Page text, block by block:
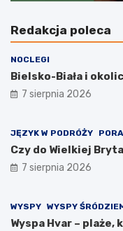
Redakcja poleca
NOCLEGI
Bielsko-Biała i
7 sierpnia 2026
JĘZYK W PODRÓŻY
Czy do Wielkiej
7 sierpnia 2026
WYSPY WYSPY
Wyspa Hvar –